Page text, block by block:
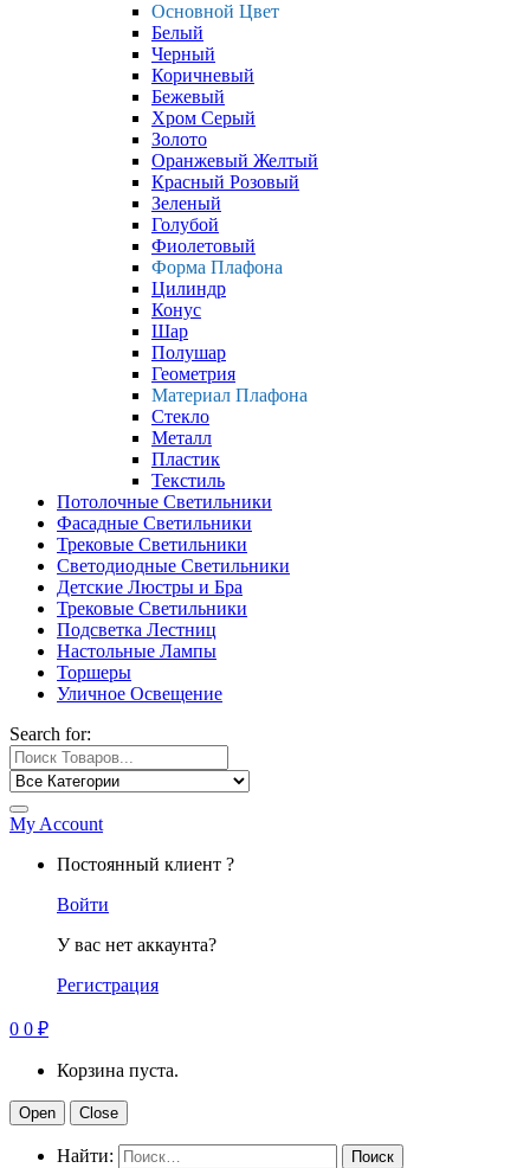
Основной Цвет
Белый
Черный
Коричневый
Бежевый
Хром Серый
Золото
Оранжевый Желтый
Красный Розовый
Зеленый
Голубой
Фиолетовый
Форма Плафона
Цилиндр
Конус
Шар
Полушар
Геометрия
Материал Плафона
Стекло
Металл
Пластик
Текстиль
Потолочные Светильники
Фасадные Светильники
Трековые Светильники
Светодиодные Светильники
Детские Люстры и Бра
Трековые Светильники
Подсветка Лестниц
Настольные Лампы
Торшеры
Уличное Освещение
Search for:
My Account
Постоянный клиент ?
Войти
У вас нет аккаунта?
Регистрация
0 0 ₽
Корзина пуста.
Open Close
Найти: